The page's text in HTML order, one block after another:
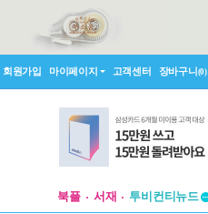
회원가입 마이페이지 고객센터 장바구니(0)
북플 서재
투비컨티뉴드